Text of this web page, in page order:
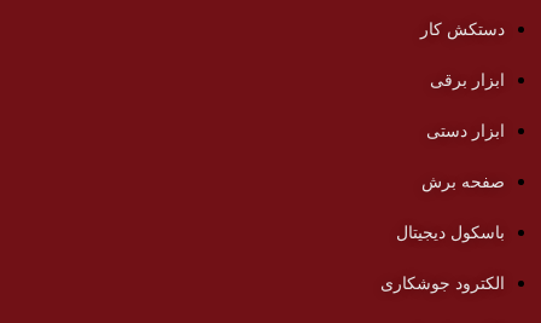
دستکش کار
ابزار برقی
ابزار دستی
صفحه برش
باسکول دیجیتال
الکترود جوشکاری